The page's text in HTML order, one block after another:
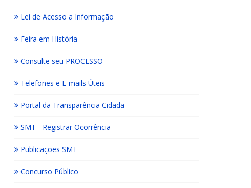
Lei de Acesso a Informação
Feira em História
Consulte seu PROCESSO
Telefones e E-mails Úteis
Portal da Transparência Cidadã
SMT - Registrar Ocorrência
Publicações SMT
Concurso Público